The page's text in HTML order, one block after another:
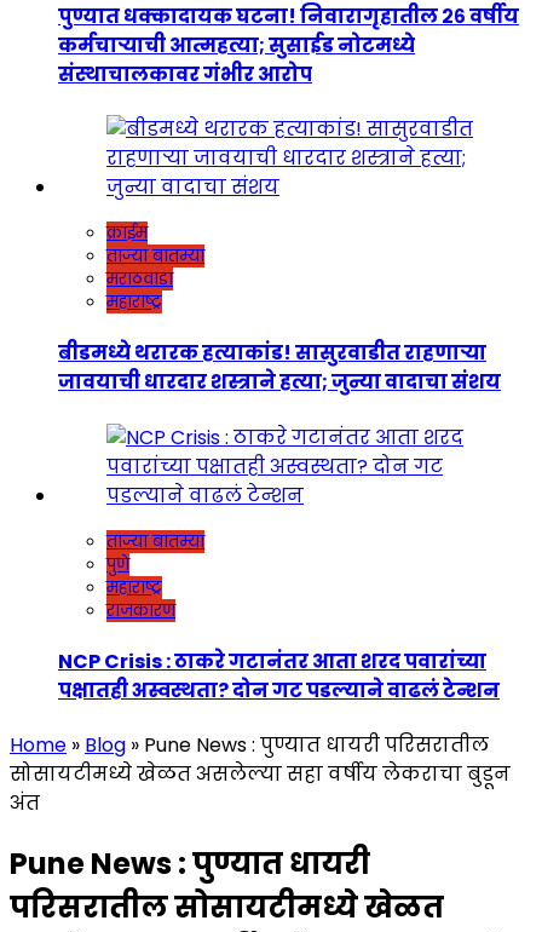
पुण्यात धक्कादायक घटना! निवारागृहातील २६ वर्षीय
कर्मचाऱ्याची आत्महत्या; सुसाईड नोटमध्ये
संस्थाचालकावर गंभीर आरोप
क्राईम
ताज्या बातम्या
मराठवाडा
महाराष्ट्र
बीडमध्ये थरारक हत्याकांड! सासुरवाडीत राहणाऱ्या
जावयाची धारदार शस्त्राने हत्या; जुन्या वादाचा संशय
ताज्या बातम्या
पुणे
महाराष्ट्र
राजकारण
NCP Crisis : ठाकरे गटानंतर आता शरद पवारांच्या
पक्षातही अस्वस्थता? दोन गट पडल्याने वाढलं टेन्शन
Home » Blog » Pune News : पुण्यात धायरी परिसरातील
सोसायटीमध्ये खेळत असलेल्या सहा वर्षीय लेकराचा बुडून
अंत
Pune News : पुण्यात धायरी
परिसरातील सोसायटीमध्ये खेळत